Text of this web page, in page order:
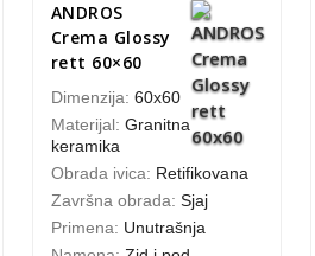
ANDROS
Crema Glossy
rett 60×60
Dimenzija: 60x60
Materijal: Granitna
keramika
Obrada ivica: Retifikovana
Završna obrada: Sjaj
Primena: Unutrašnja